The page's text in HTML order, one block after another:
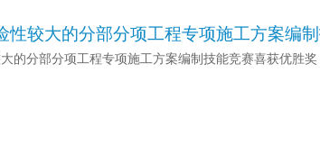
性较大的分部分项工程专项施工方案编
的分部分项工程专项施工方案编制技能竞赛喜获优胜奖